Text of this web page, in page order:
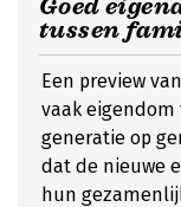
Goed
tussen
Een preview
vaak
generatie op
dat de nieuwe
hun